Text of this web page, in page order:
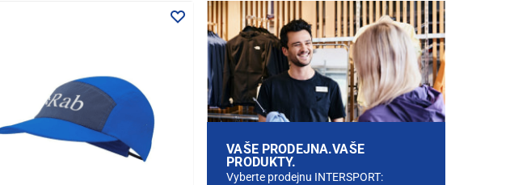
VAŠE PRODEJNA.VAŠE
PRODUKTY.
Vyberte prodejnu INTERSPORT: